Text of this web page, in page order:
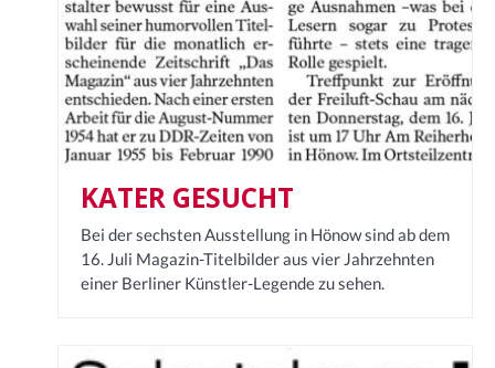
KATER GESUCHT
Bei der sechsten Ausstellung in Hönow sind ab dem
16. Juli Magazin-Titelbilder aus vier Jahrzehnten
einer Berliner Künstler-Legende zu sehen.